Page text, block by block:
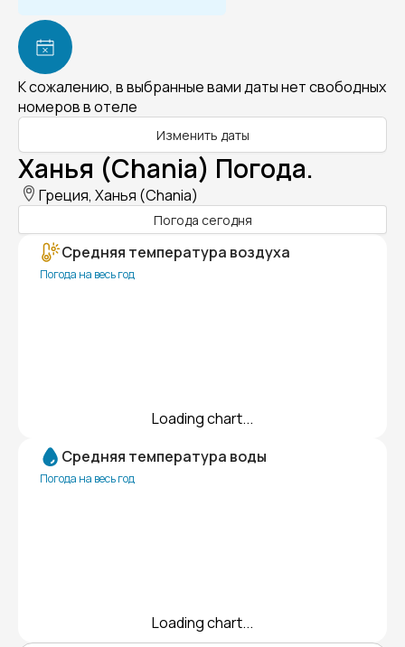
К сожалению, в выбранные вами даты нет свободных
номеров в отеле
Изменить даты
Ханья (Chania) Погода.
Греция, Ханья (Chania)
Погода сегодня
Средняя температура воздуха
Погода на весь год
Loading chart...
Средняя температура воды
Погода на весь год
Loading chart...